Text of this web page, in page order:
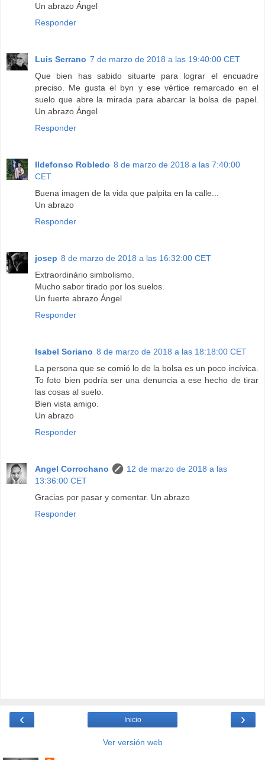
Un abrazo Ángel
Responder
Luis Serrano 7 de marzo de 2018 a las 19:40:00 CET
Que bien has sabido situarte para lograr el encuadre
preciso. Me gusta el byn y ese vértice remarcado en el
suelo que abre la mirada para abarcar la bolsa de papel.
Un abrazo Ángel
Responder
Ildefonso Robledo 8 de marzo de 2018 a las 7:40:00
CET
Buena imagen de la vida que palpita en la calle...
Un abrazo
Responder
josep 8 de marzo de 2018 a las 16:32:00 CET
Extraordinário simbolismo.
Mucho sabor tirado por los suelos.
Un fuerte abrazo Ángel
Responder
Isabel Soriano 8 de marzo de 2018 a las 18:18:00 CET
La persona que se comió lo de la bolsa es un poco incívica.
To foto bien podría ser una denuncia a ese hecho de tirar
las cosas al suelo.
Bien vista amigo.
Un abrazo
Responder
Angel Corrochano
12 de marzo de 2018 a las
13:36:00 CET
Gracias por pasar y comentar. Un abrazo
Responder
‹ ›
Inicio
Ver versión web